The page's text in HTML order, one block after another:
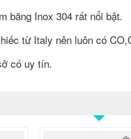
băng Inox 304 rất nổi bật.
từ Italy nên luôn có
có uy tín.